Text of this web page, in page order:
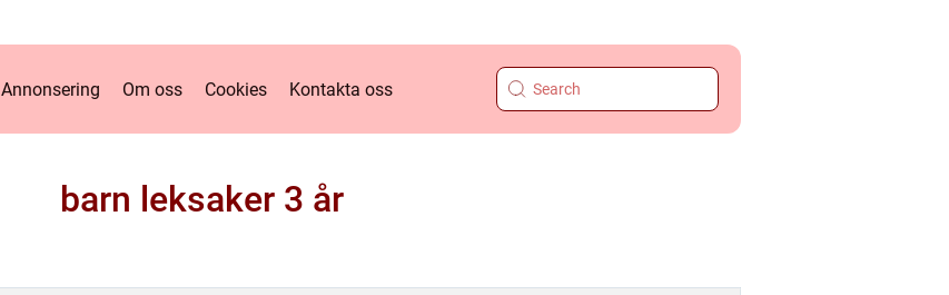
Annonsering Om oss Cookies Kontakta oss
barn leksaker 3 år